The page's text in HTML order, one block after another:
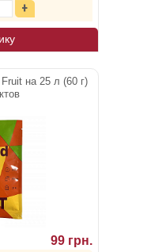
на 25 л (60 г)
99 грн.